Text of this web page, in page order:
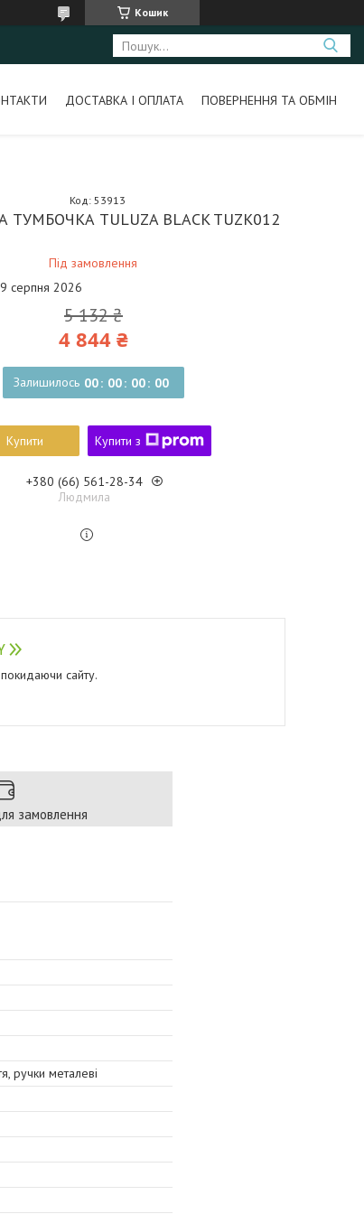
Кошик
ДОСТАВКА І ОПЛАТА ПОВЕРНЕННЯ ТА ОБМІН
TULUZA BLACK TUZK012
Під замовлення
Код:53913
серпня 2026
5 132 ₴
4 844 ₴
Залишилось 00 00 00 00
Купити Купити з
+380 (66) 561-28-34
Людмила
сайту.
замовлення
ручки металеві